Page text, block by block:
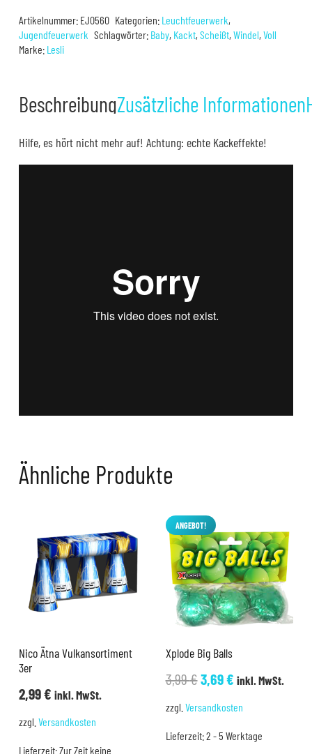
Menge
Artikelnummer: EJ0560 Kategorien: Leuchtfeuerwerk,
Jugendfeuerwerk Schlagwörter: Baby, Kackt,Scheißt,Windel,Voll
Marke: Lesli
BeschreibungZusätzliche Informationen
Hilfe, es hört nicht mehr auf! Achtung: echte Kackeffekte!
Ähnliche Produkte
Nico Ätna Vulkansortiment
3er
2,99€ inkl. MwSt.
zzgl. Versandkosten
Lieferzeit:Zur Zeit keine
ANGEBOT!
Xplode Big Balls
3,99€Ursprünglicher
3,99 €
3,69€Aktueller
3,69 €.
inkl. MwSt.
zzgl. Versandkosten
Lieferzeit:2 - 5 Werktage